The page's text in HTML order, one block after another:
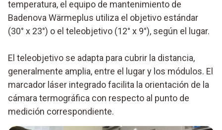
temperatura, el equipo de mantenimiento de
Badenova Wärmeplus utiliza el objetivo estándar
(30° x 23°) o el teleobjetivo (12° x 9°), según el lugar.
El teleobjetivo se adapta para cubrir la distancia,
generalmente amplia, entre el lugar y los módulos. El
marcador láser integrado facilita la orientación de la
cámara termográfica con respecto al punto de
medición correspondiente.